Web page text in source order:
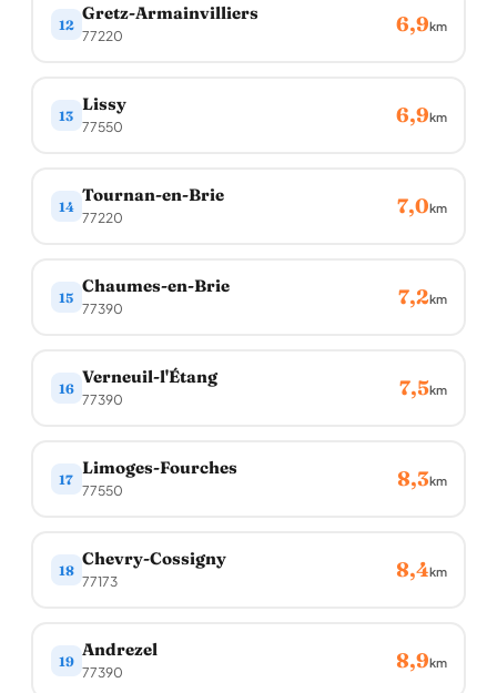
12
Gretz-Armainvilliers
77220 6,9km
13
Lissy
77550 6,9km
14
Tournan-en-Brie
77220 7,0km
15
Chaumes-en-Brie
77390 7,2km
16
Verneuil-l'Étang
77390 7,5km
17
Limoges-Fourches
77550 8,3km
18
Chevry-Cossigny
77173 8,4km
19
Andrezel
77390 8,9km